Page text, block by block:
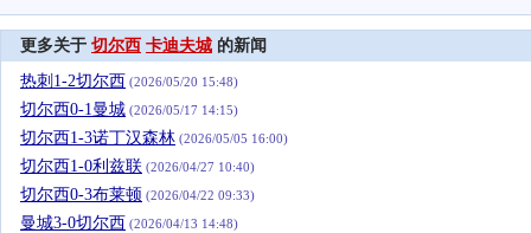
更多关于 切尔西 卡迪夫城 的新闻
热刺1-2切尔西 (2026/05/20 15:48)
切尔西0-1曼城 (2026/05/17 14:15)
切尔西1-3诺丁汉森林 (2026/05/05 16:00)
切尔西1-0利兹联 (2026/04/27 10:40)
切尔西0-3布莱顿 (2026/04/22 09:33)
曼城3-0切尔西 (2026/04/13 14:48)